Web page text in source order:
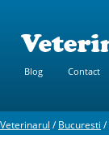
Blog Contact
Veterinarul /Bucuresti /